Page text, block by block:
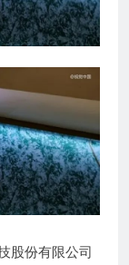
股份有限公司